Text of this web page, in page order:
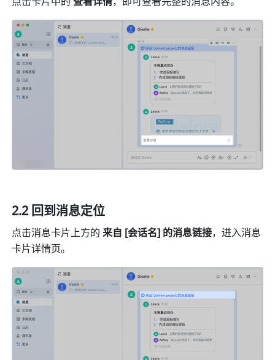
2.2 回到消息定位
点击消息卡片上方的 来自 [会话名] 的消息链接，进入消息
卡片详情页。